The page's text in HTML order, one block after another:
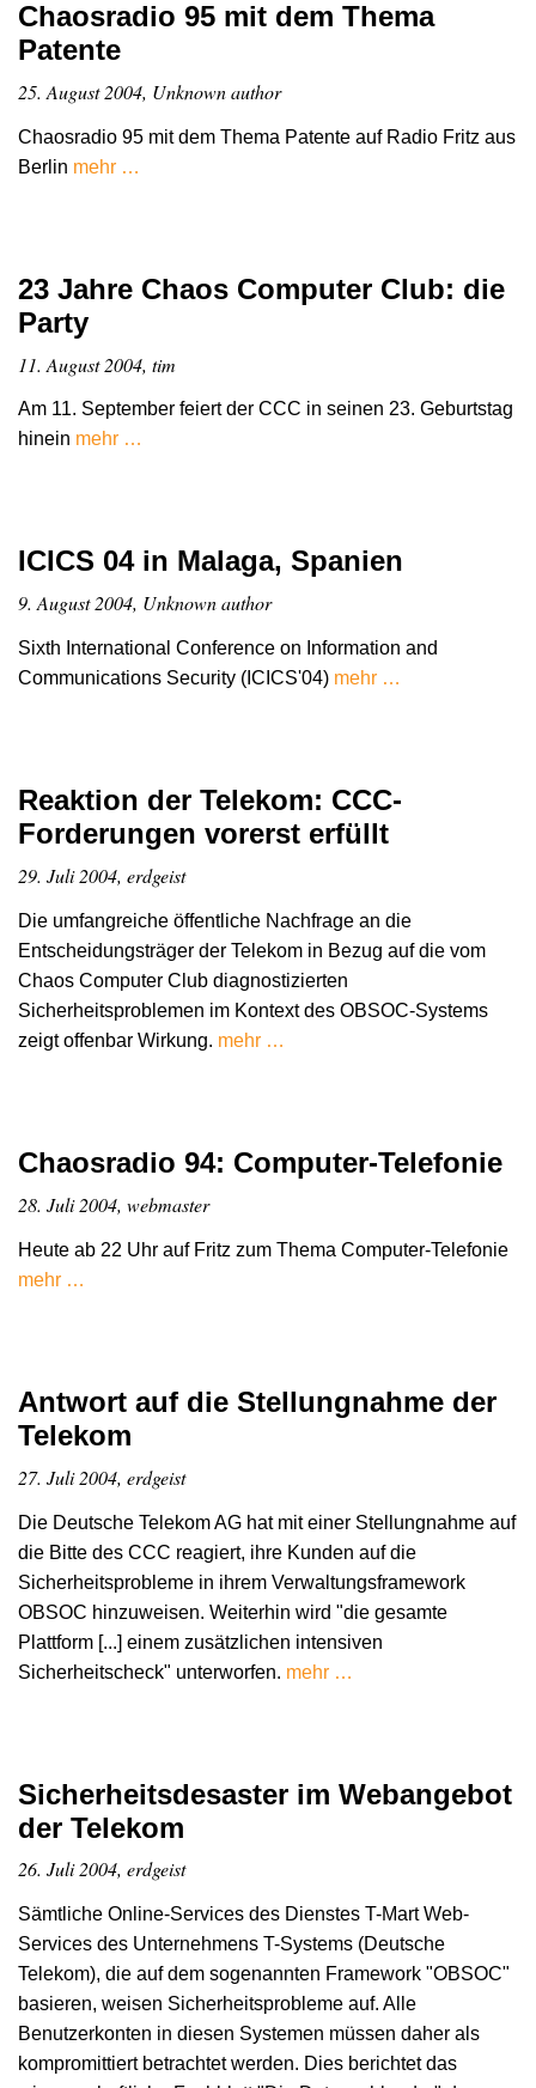
Chaosradio 95 mit dem Thema
Patente
25. August 2004, Unknown author
Chaosradio 95 mit dem Thema Patente auf Radio Fritz aus
Berlin mehr …
23 Jahre Chaos Computer Club: die
Party
11. August 2004, tim
Am 11. September feiert der CCC in seinen 23. Geburtstag
hinein mehr …
ICICS 04 in Malaga, Spanien
9. August 2004, Unknown author
Sixth International Conference on Information and
Communications Security (ICICS'04) mehr …
Reaktion der Telekom: CCC-
Forderungen vorerst erfüllt
29. Juli 2004, erdgeist
Die umfangreiche öffentliche Nachfrage an die
Entscheidungsträger der Telekom in Bezug auf die vom
Chaos Computer Club diagnostizierten
Sicherheitsproblemen im Kontext des OBSOC-Systems
zeigt offenbar Wirkung. mehr …
Chaosradio 94: Computer-Telefonie
28. Juli 2004, webmaster
Heute ab 22 Uhr auf Fritz zum Thema Computer-Telefonie
mehr …
Antwort auf die Stellungnahme der
Telekom
27. Juli 2004, erdgeist
Die Deutsche Telekom AG hat mit einer Stellungnahme auf
die Bitte des CCC reagiert, ihre Kunden auf die
Sicherheitsprobleme in ihrem Verwaltungsframework
OBSOC hinzuweisen. Weiterhin wird "die gesamte
Plattform [...] einem zusätzlichen intensiven
Sicherheitscheck" unterworfen. mehr …
Sicherheitsdesaster im Webangebot
der Telekom
26. Juli 2004, erdgeist
Sämtliche Online-Services des Dienstes T-Mart Web-
Services des Unternehmens T-Systems (Deutsche
Telekom), die auf dem sogenannten Framework "OBSOC"
basieren, weisen Sicherheitsprobleme auf. Alle
Benutzerkonten in diesen Systemen müssen daher als
kompromittiert betrachtet werden. Dies berichtet das